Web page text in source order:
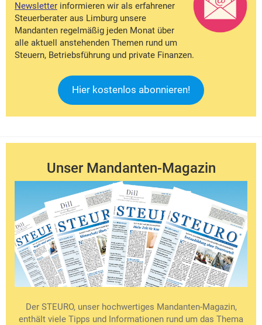
Newsletter informieren wir als erfahrener
Steuerberater aus Limburg unsere
Mandanten regelmäßig jeden Monat über
alle aktuell anstehenden Themen rund um
Steuern, Betriebsführung und private Finanzen.
Hier kostenlos abonnieren!
Unser Mandanten-Magazin
Der STEURO, unser hochwertiges Mandanten-Magazin,
enthält viele Tipps und Informationen rund um das Thema